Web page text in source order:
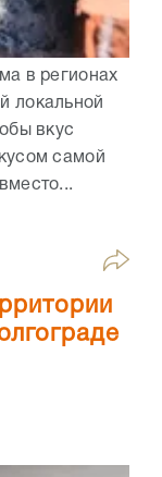
в регионах
локальной
вкус
самой